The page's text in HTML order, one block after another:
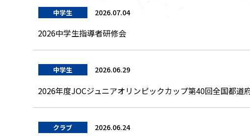
中学生 2026.07.04
2026中学生指導者研修会
中学生 2026.06.29
2026年度JOCジュニアオリンピックカップ第40回全国都
クラブ 2026.06.24